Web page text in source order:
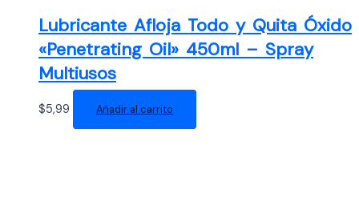
Lubricante Afloja Todo y Quita Óxido
«Penetrating Oil» 450ml – Spray
Multiusos
$5,99 Añadir al carrito